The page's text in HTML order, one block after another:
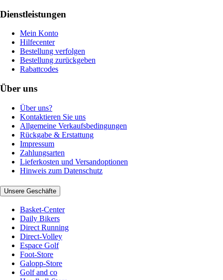
Dienstleistungen
Mein Konto
Hilfecenter
Bestellung verfolgen
Bestellung zurückgeben
Rabattcodes
Über uns
Über uns?
Kontaktieren Sie uns
Allgemeine Verkaufsbedingungen
Rückgabe & Erstattung
Impressum
Zahlungsarten
Lieferkosten und Versandoptionen
Hinweis zum Datenschutz
Unsere Geschäfte
Basket-Center
Daily Bikers
Direct Running
Direct-Volley
Espace Golf
Foot-Store
Galopp-Store
Golf and co